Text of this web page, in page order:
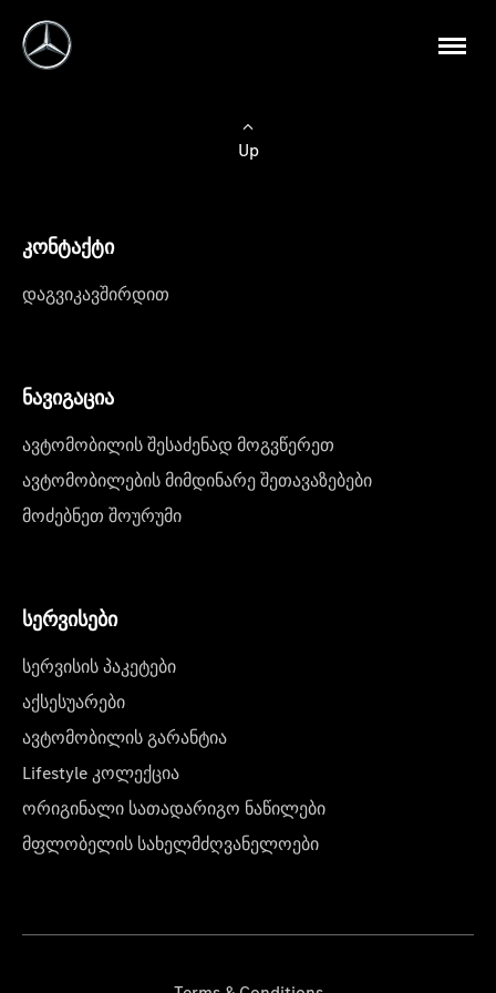
Up
კონტაქტი
დაგვიკავშირდით
ნავიგაცია
ავტომობილის შესაძენად მოგვწერეთ
ავტომობილების მიმდინარე შეთავაზებები
მოძებნეთ შოურუმი
სერვისები
სერვისის პაკეტები
აქსესუარები
ავტომობილის გარანტია
Lifestyle კოლექცია
ორიგინალი სათადარიგო ნაწილები
მფლობელის სახელმძღვანელოები